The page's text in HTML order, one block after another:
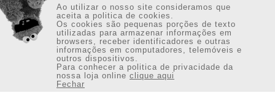
VESTUÁRIO
Ao utilizar o nosso site consideramos que
aceita a politica de cookies.
Os cookies são pequenas porções de texto
utilizadas para armazenar informações em
browsers, receber identificadores e outras
informações em computadores, telemóveis e
outros dispositivos.
Para conhecer a politica de privacidade da
nossa loja online clique aqui
Fechar